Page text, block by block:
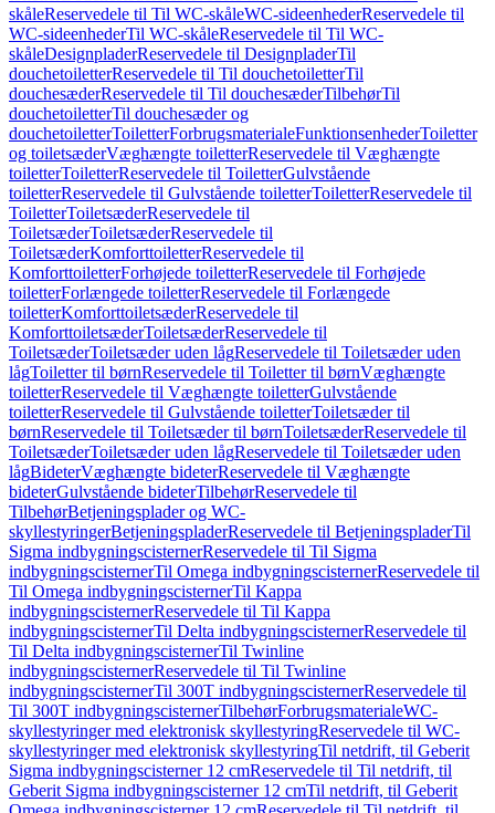
skåleReservedele til Til WC-skåleWC-sideenhederReservedele til
WC-sideenhederTil WC-skåleReservedele til Til WC-
skåleDesignpladerReservedele til DesignpladerTil
douchetoiletterReservedele til Til douchetoiletterTil
douchesæderReservedele til Til douchesæderTilbehørTil
douchetoiletterTil douchesæder og
douchetoiletterToiletterForbrugsmaterialeFunktionsenhederToiletter
og toiletsæderVæghængte toiletterReservedele til Væghængte
toiletterToiletterReservedele til ToiletterGulvstående
toiletterReservedele til Gulvstående toiletterToiletterReservedele til
ToiletterToiletsæderReservedele til
ToiletsæderToiletsæderReservedele til
ToiletsæderKomforttoiletterReservedele til
KomforttoiletterForhøjede toiletterReservedele til Forhøjede
toiletterForlængede toiletterReservedele til Forlængede
toiletterKomforttoiletsæderReservedele til
KomforttoiletsæderToiletsæderReservedele til
ToiletsæderToiletsæder uden lågReservedele til Toiletsæder uden
lågToiletter til børnReservedele til Toiletter til børnVæghængte
toiletterReservedele til Væghængte toiletterGulvstående
toiletterReservedele til Gulvstående toiletterToiletsæder til
børnReservedele til Toiletsæder til børnToiletsæderReservedele til
ToiletsæderToiletsæder uden lågReservedele til Toiletsæder uden
lågBideterVæghængte bideterReservedele til Væghængte
bideterGulvstående bideterTilbehørReservedele til
TilbehørBetjeningsplader og WC-
skyllestyringerBetjeningspladerReservedele til BetjeningspladerTil
Sigma indbygningscisternerReservedele til Til Sigma
indbygningscisternerTil Omega indbygningscisternerReservedele til
Til Omega indbygningscisternerTil Kappa
indbygningscisternerReservedele til Til Kappa
indbygningscisternerTil Delta indbygningscisternerReservedele til
Til Delta indbygningscisternerTil Twinline
indbygningscisternerReservedele til Til Twinline
indbygningscisternerTil 300T indbygningscisternerReservedele til
Til 300T indbygningscisternerTilbehørForbrugsmaterialeWC-
skyllestyringer med elektronisk skyllestyringReservedele til WC-
skyllestyringer med elektronisk skyllestyringTil netdrift, til Geberit
Sigma indbygningscisterner 12 cmReservedele til Til netdrift, til
Geberit Sigma indbygningscisterner 12 cmTil netdrift, til Geberit